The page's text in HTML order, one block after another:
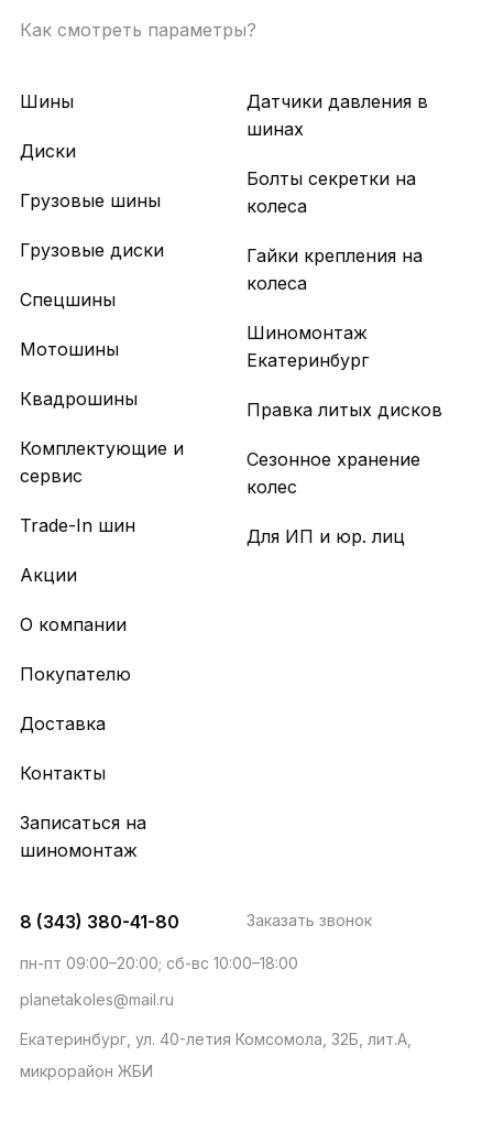
Как смотреть параметры?
Шины
Диски
Грузовые шины
Грузовые диски
Спецшины
Мотошины
Квадрошины
Комплектующие и
сервис
Trade-In шин
Акции
Датчики давления в
шинах
Болты секретки на
колеса
Гайки крепления на
колеса
Шиномонтаж
Екатеринбург
Правка литых дисков
Сезонное хранение
колес
Для ИП и юр. лиц
О компании
Покупателю
Доставка
Контакты
Записаться на
шиномонтаж
8 (343) 380-41-80 Заказать звонок
пн-пт 09:00–20:00; сб-вс 10:00–18:00
planetakoles@mail.ru
Екатеринбург, ул. 40-летия Комсомола, 32Б, лит.А,
микрорайон ЖБИ